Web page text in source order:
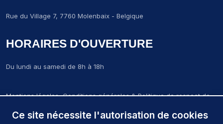
Rue du Village 7, 7760 Molenbaix - Belgique
HORAIRES D'OUVERTURE
Du lundi au samedi de 8h à 18h
LCM-Locachariot-molenbaix © 2024. Tous droits réservés.
Mentions légales, Conditions générales & Politique de respect de
Ce site nécessite l'autorisation de cookies